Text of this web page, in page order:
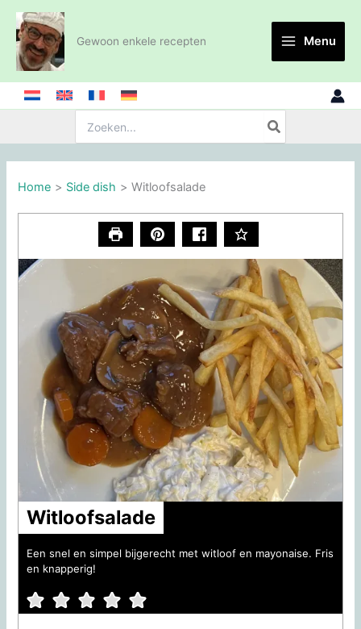
naar
inhoud
Gewoon enkele recepten Menu
Home Side dish Witloofsalade
Witloofsalade
Een snel en simpel bijgerecht met witloof en mayonaise. Fris
en knapperig!